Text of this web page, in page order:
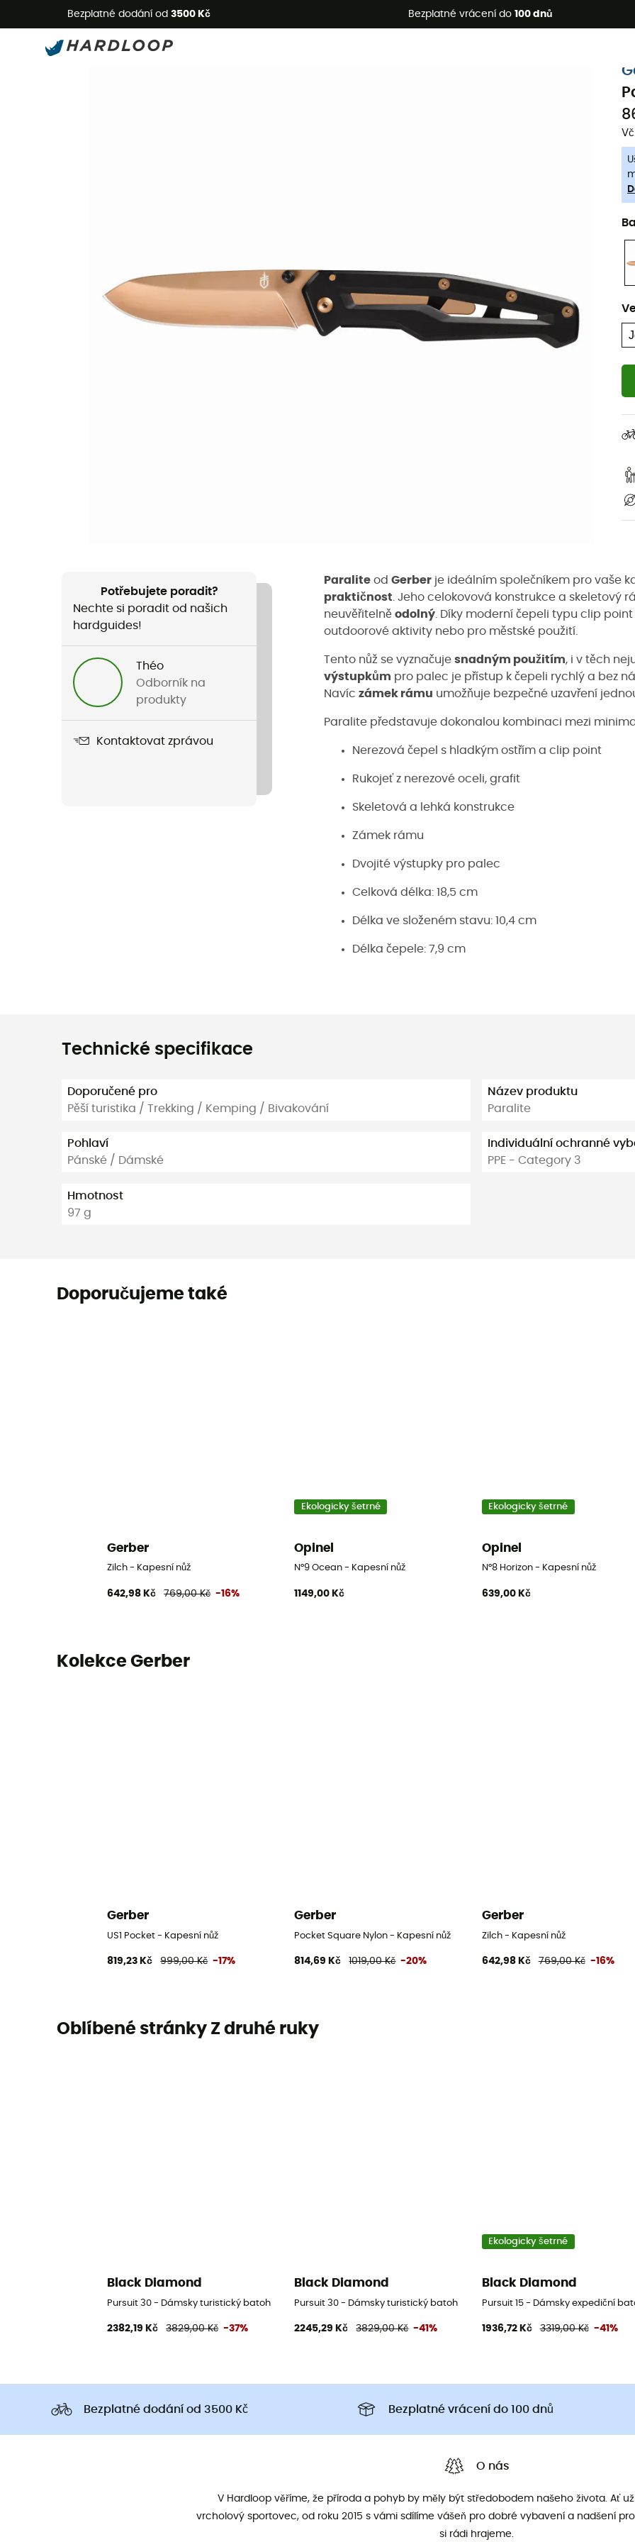
Bezplatné dodání od 3500 Kč Bezplatné vrácení do 100 dnů
Letní akce 🔥 -5 % EXTRA při nákupu 2 produktů* s kódem
Potřebujete poradit?
Nechte si poradit od našich
hardguides!
Théo
Odborník na
produkty
Kontaktovat zprávou
Paralite od Gerber je ideálním společníkem pro vaše
praktičnost . Jeho celokovová konstrukce a skeletový
neuvěřitelně odolný . Díky moderní čepeli typu clip
outdoorové aktivity nebo pro městské použití.
Tento nůž se vyznačuje snadným použitím, i v těch
výstupkům pro palec je přístup k čepeli rychlý a bez
Navíc zámek rámu umožňuje bezpečné uzavření
Paralite představuje dokonalou kombinaci mezi
Nerezová čepel s hladkým ostřím a clip point
Rukojeť z nerezové oceli, grafit
Skeletová a lehká konstrukce
Zámek rámu
Dvojité výstupky pro palec
Celková délka: 18,5 cm
Délka ve složeném stavu: 10,4 cm
Délka čepele: 7,9 cm
Technické specifikace
Doporučené pro
Pěší turistika / Trekking / Kemping / Bivakování
Pohlaví
Pánské / Dámské
Hmotnost
97 g
Název produktu
Paralite
Individuální ochranné
PPE - Category 3
Doporučujeme také
Gerber
Zilch - Kapesní nůž
642,98 Kč 769,00 Kč -16%
Ekologicky šetrné
Opinel
N°9 Ocean - Kapesní nůž
1149,00 Kč
Ekologicky šetrné
Opinel
N°8 Horizon - Kapesní nůž
639,00 Kč
Kolekce Gerber
Gerber
US1 Pocket - Kapesní nůž
819,23 Kč 999,00 Kč -17%
Gerber
Pocket Square Nylon - Kapesní nůž
814,69 Kč 1019,00 Kč -20%
Gerber
Zilch - Kapesní nůž
642,98 Kč 769,00 Kč -16%
Oblíbené stránky Z druhé ruky
Black Diamond
Pursuit 30 - Dámsky turistický batoh
2382,19 Kč 3829,00 Kč -37%
Black Diamond
Pursuit 30 - Dámsky turistický batoh
2245,29 Kč 3829,00 Kč -41%
Ekologicky šetrné
Black Diamond
Pursuit 15 - Dámsky expediční
1936,72 Kč 3319,00 Kč -41%
Bezplatné dodání od 3500 Kč Bezplatné vrácení do 100 dnů
O nás
V Hardloop věříme, že příroda a pohyb by měly být středobodem našeho života. Ať
vrcholový sportovec, od roku 2015 s vámi sdílíme vášeň pro dobré vybavení a nadšení
si rádi hrajeme.